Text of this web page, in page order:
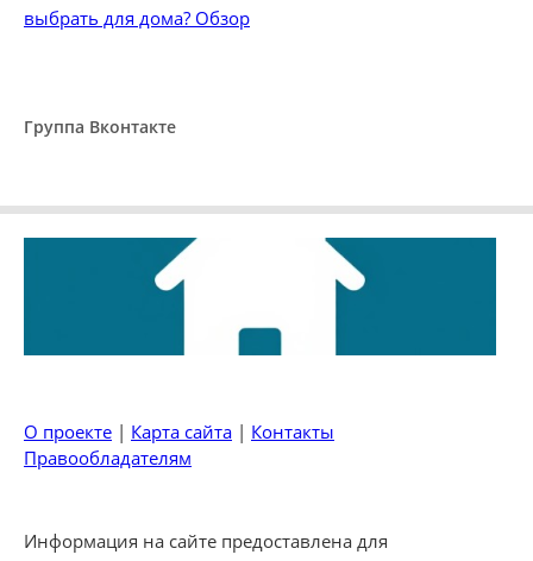
выбрать для дома? Обзор
Группа Вконтакте
О проекте | Карта сайта | Контакты
Правообладателям
Информация на сайте предоставлена для